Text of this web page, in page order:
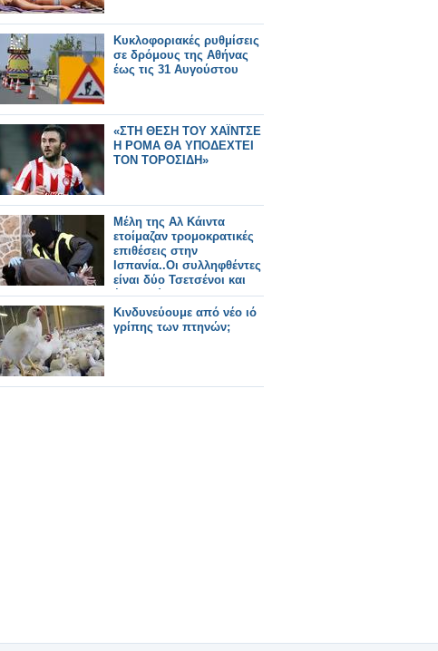
Κυκλοφοριακές ρυθμίσεις
σε δρόμους της Αθήνας
έως τις 31 Αυγούστου
«ΣΤΗ ΘΕΣΗ ΤΟΥ ΧΑΪΝΤΣΕ
Η ΡΟΜΑ ΘΑ ΥΠΟΔΕΧΤΕΙ
ΤΟΝ ΤΟΡΟΣΙΔΗ»
Μέλη της Αλ Κάιντα
ετοίμαζαν τρομοκρατικές
επιθέσεις στην
Ισπανία..Οι συλληφθέντες
είναι δύο Τσετσένοι και
ένας Τούρκος !!!
Κινδυνεύουμε από νέο ιό
γρίπης των πτηνών;